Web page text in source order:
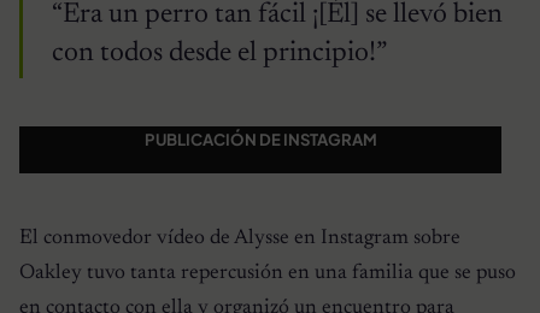
“Era un perro tan fácil ¡[Él] se llevó bien
con todos desde el principio!”
PUBLICACIÓN DE INSTAGRAM
El conmovedor vídeo de Alysse en Instagram sobre
Oakley tuvo tanta repercusión en una familia que se puso
en contacto con ella y organizó un encuentro para